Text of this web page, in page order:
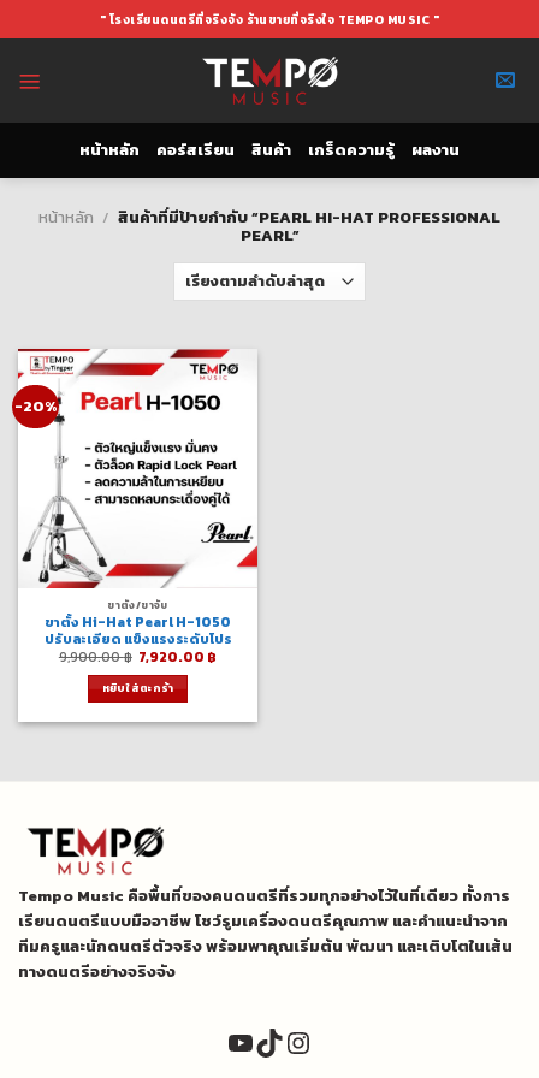
to
" โรงเรียนดนตรีที่จริงจัง ร้านขายที่จริงใจ TEMPO MUSIC "
หน้าหลัก คอร์สเรียน สินค้า เกร็ดความรู้ ผลงาน
หน้าหลัก / สินค้าที่มีป้ายกำกับ “PEARL HI-HAT PROFESSIONAL
PEARL”
-20%
ขาตั้ง/ขาจับ
ขาตั้ง Hi-Hat Pearl H-1050
ปรับละเอียด แข็งแรงระดับโปร
9,900.00฿ Original
price
was:
9,900.00 ฿.
7,920.00 ฿
หยิบใส่ตะกร้า
Tempo Music คือพื้นที่ของคนดนตรีที่รวมทุกอย่างไว้ในที่เดียว ทั้งการ
เรียนดนตรีแบบมืออาชีพ โชว์รูมเครื่องดนตรีคุณภาพ และคำแนะนำจาก
ทีมครูและนักดนตรีตัวจริง พร้อมพาคุณเริ่มต้น พัฒนา และเติบโตในเส้น
ทางดนตรีอย่างจริงจัง
YouTube
TikTok
Instagram